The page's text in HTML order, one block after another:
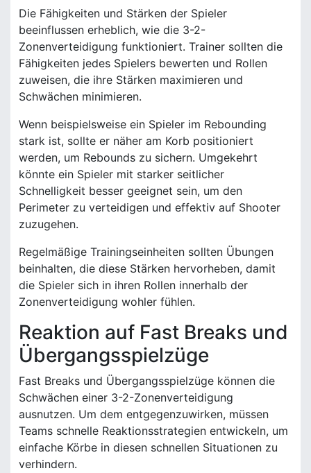
Die Fähigkeiten und Stärken der Spieler
beeinflussen erheblich, wie die 3-2-
Zonenverteidigung funktioniert. Trainer sollten die
Fähigkeiten jedes Spielers bewerten und Rollen
zuweisen, die ihre Stärken maximieren und
Schwächen minimieren.
Wenn beispielsweise ein Spieler im Rebounding
stark ist, sollte er näher am Korb positioniert
werden, um Rebounds zu sichern. Umgekehrt
könnte ein Spieler mit starker seitlicher
Schnelligkeit besser geeignet sein, um den
Perimeter zu verteidigen und effektiv auf Shooter
zuzugehen.
Regelmäßige Trainingseinheiten sollten Übungen
beinhalten, die diese Stärken hervorheben, damit
die Spieler sich in ihren Rollen innerhalb der
Zonenverteidigung wohler fühlen.
Reaktion auf Fast Breaks und
Übergangsspielzüge
Fast Breaks und Übergangsspielzüge können die
Schwächen einer 3-2-Zonenverteidigung
ausnutzen. Um dem entgegenzuwirken, müssen
Teams schnelle Reaktionsstrategien entwickeln, um
einfache Körbe in diesen schnellen Situationen zu
verhindern.